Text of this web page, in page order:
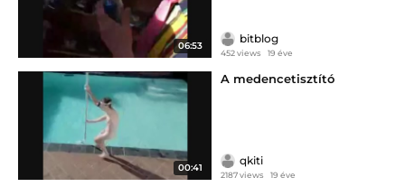
06:53
bitblog
452 views 19 éve
00:41
A medencetisztító
qkiti
2187 views 19 éve